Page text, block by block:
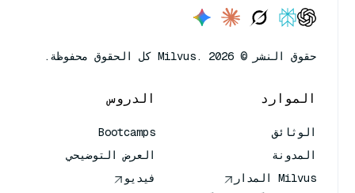
حقوق النشر © Milvus. 2026 كل الحقوق محفوظة.
الموارد
الوثائق
المدونة
Milvus المدار
الدروس
Bootcamps
العرض التوضيحي
فيديو